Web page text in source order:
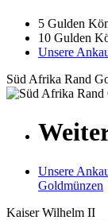
5 Gulden
10 Gulden
Unsere
Süd Afrika Rand
Unsere
Goldmünzen
Kaiser Wilhelm II